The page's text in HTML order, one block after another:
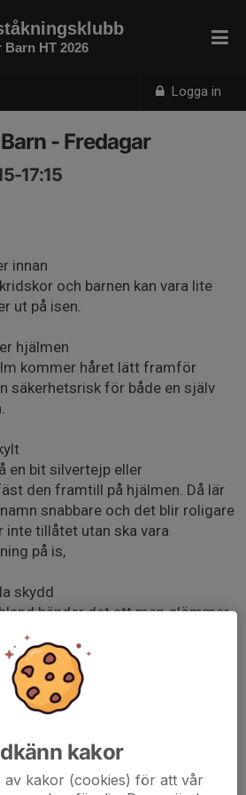
Logga in
Barn HT 2026
- Fredagar
17:15
innan
och barnen kan vara lite
ut på isen.
hjälmen
kommer håret lätt framför
säkerhetsrisk för både en själv
en bit silvertejp eller
den framtill på hjälmen. Då lär
snabbare och det blir roligare
inte tillåtet utan ska vara
på is,
skydd
händer det att man glömmer
vantar ute på isen. Det är bättre
Ta gärna med ett extra par
kakor
av kakor (cookies) för att vår